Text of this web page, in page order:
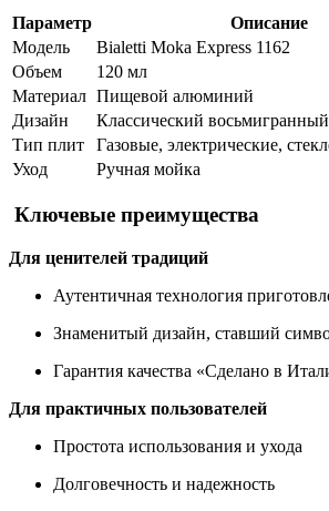
Параметр
Описание
Модель
Bialetti Moka Express 1162
Объем
120 мл
Материал Пищевой алюминий
Дизайн
Классический восьмигранный
Тип плит
Газовые, электрические,
Уход
Ручная мойка
Ключевые преимущества
Для ценителей традиций
Аутентичная технология
Знаменитый дизайн, ставший
Гарантия качества «Сделано в
Для практичных пользователей
Простота использования и ухода
Долговечность и надежность